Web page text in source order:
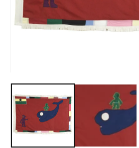
le
1
dans
une
fenêtre
modale